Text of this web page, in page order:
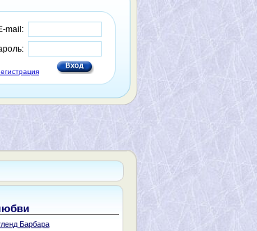
mail:
Барбара